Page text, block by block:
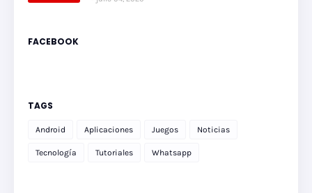
FACEBOOK
TAGS
Android Aplicaciones Juegos Noticias
Tecnología Tutoriales Whatsapp